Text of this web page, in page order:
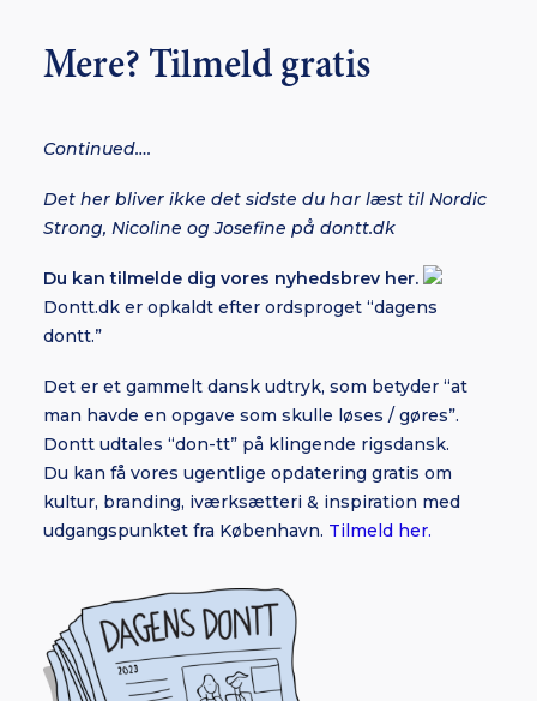
Mere? Tilmeld gratis
Continued….
Det her bliver ikke det sidste du har læst til Nordic
Strong, Nicoline og Josefine på dontt.dk
Du kan tilmelde dig vores nyhedsbrev her.
Dontt.dk er opkaldt efter ordsproget “dagens
dontt.”
Det er et gammelt dansk udtryk, som betyder “at
man havde en opgave som skulle løses / gøres”.
Dontt udtales “don-tt” på klingende rigsdansk.
Du kan få vores ugentlige opdatering gratis om
kultur, branding, iværksætteri & inspiration med
udgangspunktet fra København. Tilmeld her.